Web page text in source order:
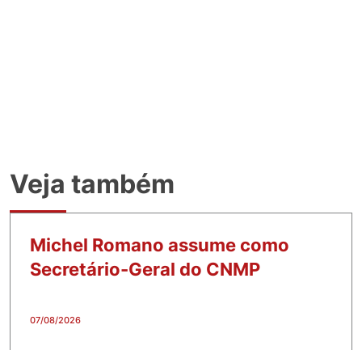
Veja também
Michel Romano assume como
Secretário-Geral do CNMP
07/08/2026